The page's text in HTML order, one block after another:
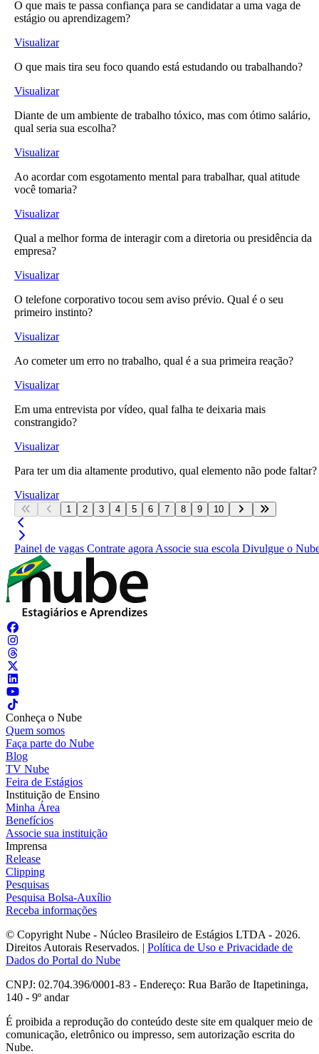
O que mais te passa confiança para se candidatar a uma vaga de
estágio ou aprendizagem?
Visualizar
O que mais tira seu foco quando está estudando ou trabalhando?
Visualizar
Diante de um ambiente de trabalho tóxico, mas com ótimo salário,
qual seria sua escolha?
Visualizar
Ao acordar com esgotamento mental para trabalhar, qual atitude
você tomaria?
Visualizar
Qual a melhor forma de interagir com a diretoria ou presidência da
empresa?
Visualizar
O telefone corporativo tocou sem aviso prévio. Qual é o seu
primeiro instinto?
Visualizar
Ao cometer um erro no trabalho, qual é a sua primeira reação?
Visualizar
Em uma entrevista por vídeo, qual falha te deixaria mais
constrangido?
Visualizar
Para ter um dia altamente produtivo, qual elemento não pode faltar?
Visualizar
1 2 3 4 5 6 7 8 9 10
Painel de vagas Contrate agora Associe sua escola Divulgue o
Conheça o Nube
Quem somos
Faça parte do Nube
Blog
TV Nube
Feira de Estágios
Instituição de Ensino
Minha Área
Benefícios
Associe sua instituição
Imprensa
Release
Clipping
Pesquisas
Pesquisa Bolsa-Auxílio
Receba informações
© Copyright Nube - Núcleo Brasileiro de Estágios LTDA - 2026.
Direitos Autorais Reservados. | Política de Uso e Privacidade de
Dados do Portal do Nube
CNPJ: 02.704.396/0001-83 - Endereço: Rua Barão de Itapetininga,
140 - 9º andar
É proibida a reprodução do conteúdo deste site em qualquer meio de
comunicação, eletrônico ou impresso, sem autorização escrita do
Nube.